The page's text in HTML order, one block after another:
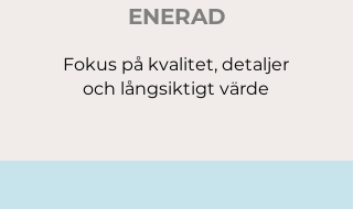
ENERAD
Fokus på kvalitet, detaljer
och långsiktigt värde